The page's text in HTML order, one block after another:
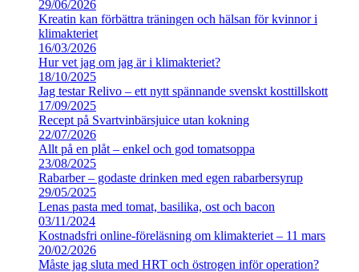
29/06/2026
Kreatin kan förbättra träningen och hälsan för kvinnor i
klimakteriet
16/03/2026
Hur vet jag om jag är i klimakteriet?
18/10/2025
Jag testar Relivo – ett nytt spännande svenskt kosttillskott
17/09/2025
Recept på Svartvinbärsjuice utan kokning
22/07/2026
Allt på en plåt – enkel och god tomatsoppa
23/08/2025
Rabarber – godaste drinken med egen rabarbersyrup
29/05/2025
Lenas pasta med tomat, basilika, ost och bacon
03/11/2024
Kostnadsfri online-föreläsning om klimakteriet – 11 mars
20/02/2026
Måste jag sluta med HRT och östrogen inför operation?